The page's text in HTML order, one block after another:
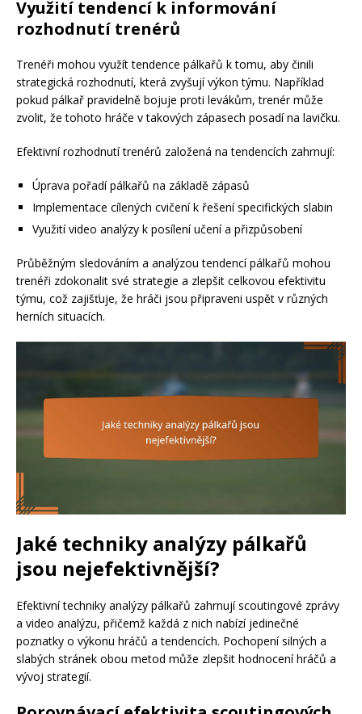
Využití tendencí k informování
rozhodnutí trenérů
Trenéři mohou využít tendence pálkařů k tomu, aby činili
strategická rozhodnutí, která zvyšují výkon týmu. Například
pokud pálkař pravidelně bojuje proti levákům, trenér může
zvolit, že tohoto hráče v takových zápasech posadí na lavičku.
Efektivní rozhodnutí trenérů založená na tendencích zahrnují:
Úprava pořadí pálkařů na základě zápasů
Implementace cílených cvičení k řešení specifických slabin
Využití video analýzy k posílení učení a přizpůsobení
Průběžným sledováním a analýzou tendencí pálkařů mohou
trenéři zdokonalit své strategie a zlepšit celkovou efektivitu
týmu, což zajišťuje, že hráči jsou připraveni uspět v různých
herních situacích.
Jaké techniky analýzy pálkařů
jsou nejefektivnější?
Efektivní techniky analýzy pálkařů zahrnují scoutingové zprávy
a video analýzu, přičemž každá z nich nabízí jedinečné
poznatky o výkonu hráčů a tendencích. Pochopení silných a
slabých stránek obou metod může zlepšit hodnocení hráčů a
vývoj strategií.